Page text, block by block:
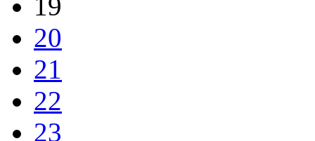
19
20
21
22
23